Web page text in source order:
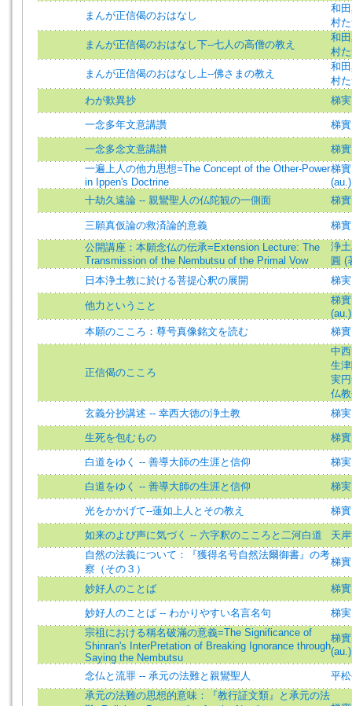
まんが正信偈のおはなし
和
村
まんが正信偈のおはなし下--七人の高僧の教え
和
村
まんが正信偈のおはなし上--佛さまの教え
和
村
わが歎異抄
梯
一念多年文意講讚 梯
一念多念文意講讃
梯
一遍上人の他力思想=The Concept of the Other-Power
in Ippen's Doctrine
梯
(au.)
十劫久遠論 -- 親鸞聖人の仏陀観の一側面
梯
三願真仮論の救済論的意義
梯
公開講座：本願念仏の伝承=Extension Lecture: The
Transmission of the Nembutsu of the Primal Vow
浄
圓 (
日本浄土教に於ける菩提心釈の展開
梯
他力ということ
梯
(au.)
本願のこころ：尊号真像銘文を読む
梯
正信偈のこころ
中
生
実
仏
玄義分抄講述 -- 幸西大徳の浄土教
梯
生死を包むもの 梯
白道をゆく -- 善導大師の生涯と信仰 梯
白道をゆく -- 善導大師の生涯と信仰 梯
光をかかげて--蓮如上人とその教え 梯
如来のよび声に気づく -- 六字釈のこころと二河白道
天
自然の法義について：『獲得名号自然法爾御書』の考
察（その３）
梯
妙好人のことば 梯
妙好人のことば -- わかりやすい名言名句
梯
宗祖における稱名破滿の意義=The Significance of
Shinran's InterPretation of Breaking Ignorance through
Saying the Nembutsu
梯
(au.)
念仏と流罪 -- 承元の法難と親鸞聖人
平
承元の法難の思想的意味：『教行証文類』と承元の法